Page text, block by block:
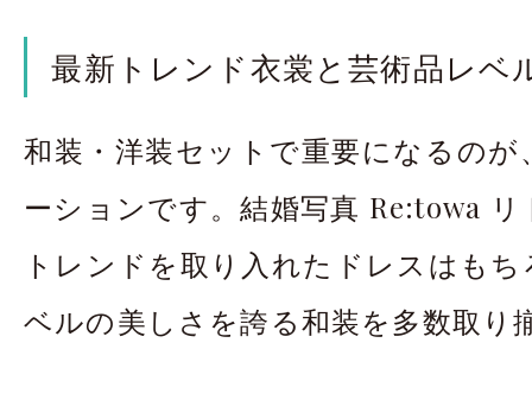
最新トレンド衣裳と芸術品レベ
和装・洋装セットで重要になるのが
ーションです。結婚写真 Re:towa
トレンドを取り入れたドレスはも
ベルの美しさを誇る和装を多数取り